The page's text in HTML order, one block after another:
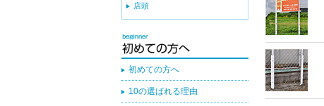
店頭
初めての方へ
10の選ばれる理由